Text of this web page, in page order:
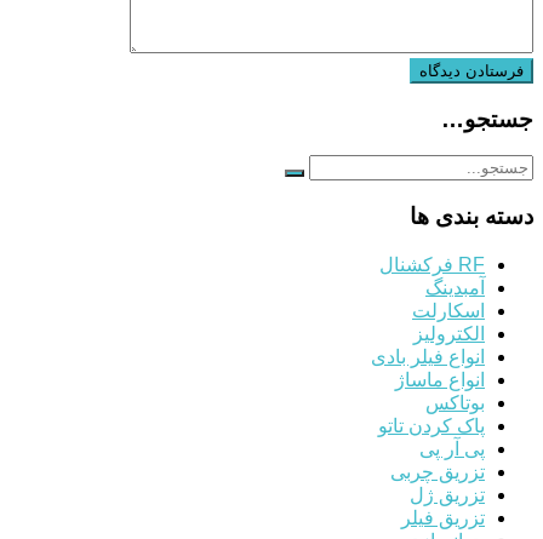
جستجو…
دسته بندی ها
RF فرکشنال
آمبدینگ
اسکارلت
الکترولیز
انواع فیلر بادی
انواع ماساژ
بوتاکس
پاک کردن تاتو
پی آر پی
تزریق چربی
تزریق ژل
تزریق فیلر